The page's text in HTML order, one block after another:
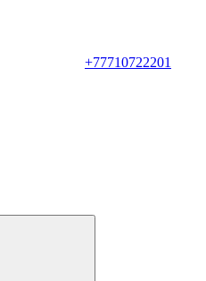
+77710722201